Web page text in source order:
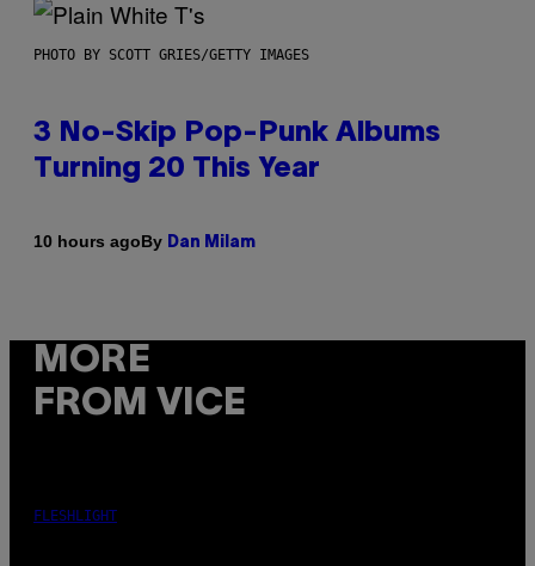
PHOTO BY SCOTT GRIES/GETTY IMAGES
3 No-Skip Pop-Punk Albums
Turning 20 This Year
10 hours agoBy Dan Milam
MORE
FROM VICE
FLESHLIGHT